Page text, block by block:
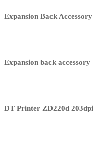
Expansion Back Accessory
Expansion back accessory
DT Printer ZD220d 203dpi